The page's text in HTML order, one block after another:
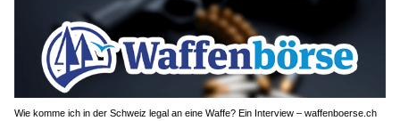
Wie komme ich in der Schweiz legal an eine Waffe? Ein Interview – waffenboerse.ch